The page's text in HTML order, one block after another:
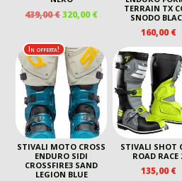
439,00€IL
ERA:
439,00 €.
320,00€IL
È:
320,00 €.
TERRAIN TX
SNODO
160,00€
In offerta!
STIVALI MOTO CROSS
ENDURO SIDI
CROSSFIRE3 SAND
LEGION BLUE
STIVALI SHOT
ROAD RACE
135,00€